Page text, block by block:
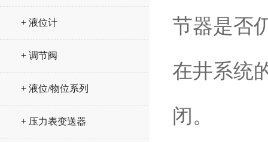
+ 液位计
+ 调节阀
+ 液位/物位系列
+ 压力表变送器
节器是否
在井系统
闭。